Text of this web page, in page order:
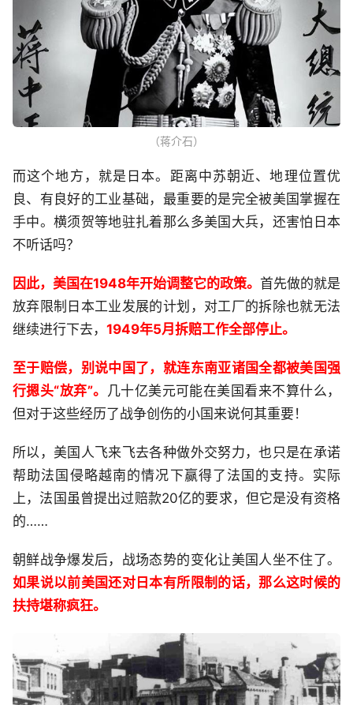
（蒋介石）
而这个地方，就是日本。距离中苏朝近、地理位置优
良、有良好的工业基础，最重要的是完全被美国掌握在
手中。横须贺等地驻扎着那么多美国大兵，还害怕日本
不听话吗？
因此，美国在1948年开始调整它的政策。 首先做的就是
放弃限制日本工业发展的计划，对工厂的拆除也就无法
继续进行下去， 1949年5月拆赔工作全部停止。
至于赔偿，别说中国了，就连东南亚诸国全都被美国强
行摁头“放弃”。
几十亿美元可能在美国看来不算什么，
但对于这些经历了战争创伤的小国来说何其重要！
所以，美国人飞来飞去各种做外交努力，也只是在承诺
帮助法国侵略越南的情况下赢得了法国的支持。实际
上，法国虽曾提出过赔款20亿的要求，但它是没有资格
的……
朝鲜战争爆发后，战场态势的变化让美国人坐不住了。
如果说以前美国还对日本有所限制的话，那么这时候的
扶持堪称疯狂。